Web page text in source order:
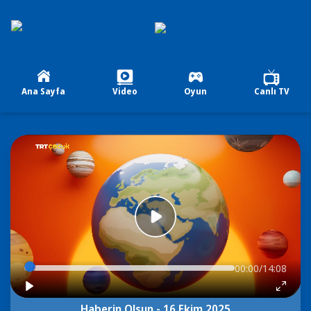
Ana Sayfa Video Oyun Canlı TV
00:00/14:08